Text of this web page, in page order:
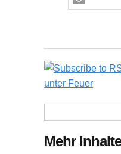
Mehr Inhalte